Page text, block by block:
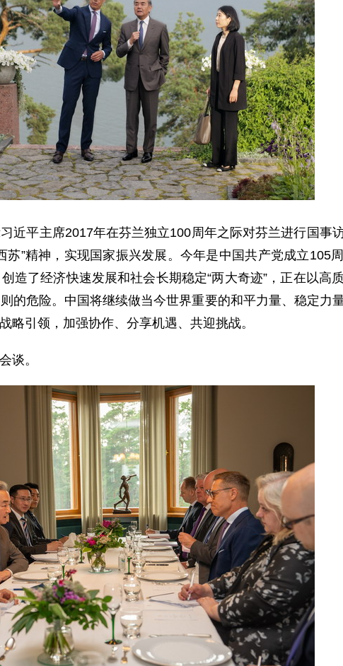
近平主席2017年在芬兰独立100周年之际对芬兰进行国事
”精神，实现国家振兴发展。今年是中国共产党成立105
造了经济快速发展和社会长期稳定“两大奇迹”，正在以高
的危险。中国将继续做当今世界重要的和平力量、稳定力
略引领，加强协作、分享机遇、共迎挑战。
谈。